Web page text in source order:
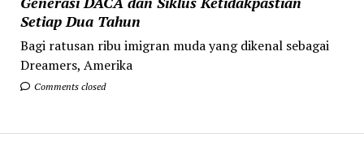
Setiap Dua Tahun
Bagi ratusan ribu imigran muda yang dikenal sebagai
Dreamers, Amerika
Comments closed